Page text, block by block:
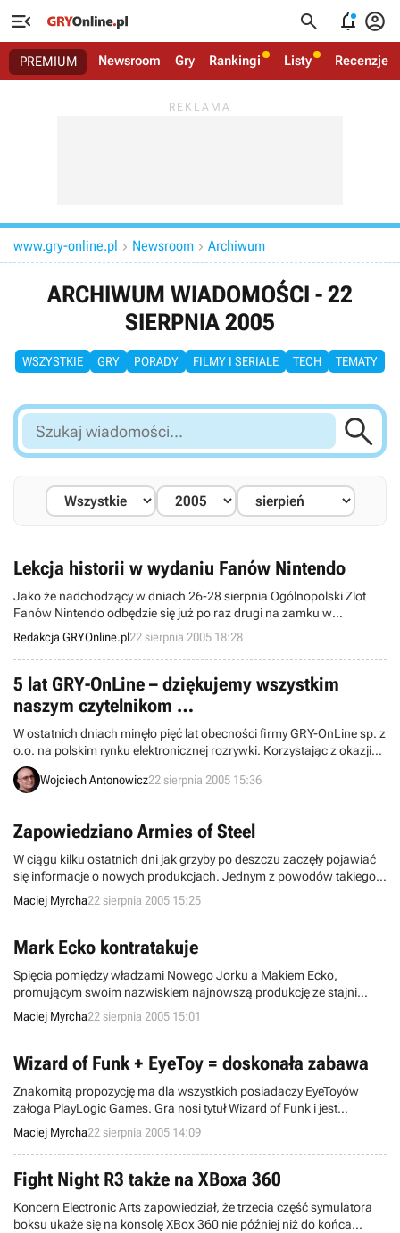
   
PREMIUM Newsroom Gry Rankingi Listy Recenzje
www.gry-online.pl  Newsroom  Archiwum
ARCHIWUM WIADOMOŚCI - 22
SIERPNIA 2005
WSZYSTKIE GRY PORADY FILMY I SERIALE TECH TEMATY
Szukaj
wiadomości...

Lekcja historii w wydaniu Fanów Nintendo
Jako że nadchodzący w dniach 26-28 sierpnia Ogólnopolski Zlot
Fanów Nintendo odbędzie się już po raz drugi na zamku w
Dobczycach koło Krakowa, postanowiliśmy przybliżyć otoczenie, w
którym będzie miała miejsce tegoroczna impreza i podać informację
o możliwościach zakwaterowania się w pobliżu.
Redakcja GRYOnline.pl22 sierpnia 2005 18:28
5 lat GRY-OnLine – dziękujemy wszystkim
naszym czytelnikom …
W ostatnich dniach minęło pięć lat obecności firmy GRY-OnLine sp. z
o.o. na polskim rynku elektronicznej rozrywki. Korzystając z okazji
chciałbym bardzo mocno podziękować w naszym imieniu
wszystkim osobom, które przyczyniły się do sukcesu GRY-OnLine.
Wojciech Antonowicz22 sierpnia 2005 15:36
Zapowiedziano Armies of Steel
W ciągu kilku ostatnich dni jak grzyby po deszczu zaczęły pojawiać
się informacje o nowych produkcjach. Jednym z powodów takiego
stanu rzeczy jest oczywiście zakończona wczoraj impreza Game
Convention, na której swą obecność zaznaczyło także studio
exDream. Programiści tej firmy najwidoczniej upodobali sobie
gatunek RTS, gdyż kolejny ich projekt, Armies of Steel, można
Maciej Myrcha22 sierpnia 2005 15:25
Mark Ecko kontratakuje
Spięcia pomiędzy władzami Nowego Jorku a Makiem Ecko,
promującym swoim nazwiskiem najnowszą produkcję ze stajni
Atari, Marc Ecko's Getting Up: Contents Under Pressure, weszły na
nowy poziom. Dosłownie kilka dni temu pisaliśmy o ataku na
wspomnianą grę "lobby antygraficiarskiego" a teraz burmistrz NYC
cofnął pozwolenie na organizację imprezy Getting Up Bloc Party.
Maciej Myrcha22 sierpnia 2005 15:01
Wizard of Funk + EyeToy = doskonała zabawa
Znakomitą propozycję ma dla wszystkich posiadaczy EyeToyów
załoga PlayLogic Games. Gra nosi tytuł Wizard of Funk i jest
pierwszą pozycją z gatunku RPG przeznaczoną do współpracy
właśnie z tym urządzeniem.
Maciej Myrcha22 sierpnia 2005 14:09
Fight Night R3 także na XBoxa 360
Koncern Electronic Arts zapowiedział, że trzecia część symulatora
boksu ukaże się na konsolę XBox 360 nie później niż do końca